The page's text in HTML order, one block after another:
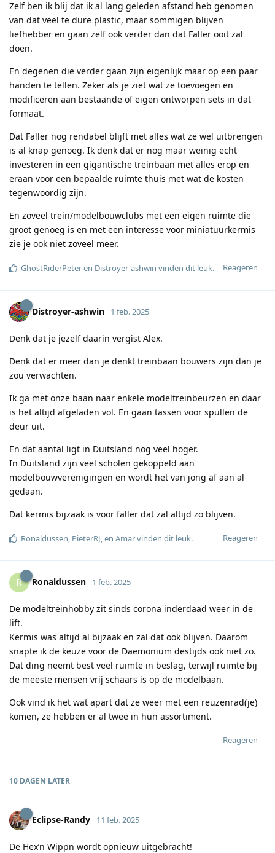
Zelf ben ik blij dat ik al lang geleden afstand heb genomen
van dat veel te dure plastic, maar sommigen blijven
liefhebber en gaan zelf ook verder dan dat Faller ooit zal
doen.
En degenen die verder gaan zijn eigenlijk maar op een paar
handen te tellen. Zeker als je ziet wat ze toevoegen en
modificeren aan bestaande of eigen ontworpen sets in dat
formaat.
Dat Faller nog rendabel blijft met alles wat ze wel uitbrengen
is al knap genoeg. Ik denk dat er nog maar weinig echt
investeren in een gigantische treinbaan met alles erop en
eraan voor een bepaalde ruimte thuis met wat de kosten
tegenwoordig zijn.
En zoveel trein/modelbouwclubs met een eigen ruimte die
groot genoeg is en met een interesse voor miniatuurkermis
zie je ook niet zoveel meer.
Reageren
GhostRiderPeteren Distroyer-ashwin vinden dit leuk.
Distroyer-ashwin 1 feb. 2025
Denk dat je jezelf daarin vergist Alex.
Denk dat er meer dan je denkt treinbaan bouwers zijn dan je
zou verwachten.
Ik ga met onze baan naar enkele modeltreinbeurzen en daar
is het altijd afgeladen vol. En gaan tassen voor spullen de
deur uit.
En dat aantal ligt in Duitsland nog veel hoger.
In Duitsland zijn veel scholen gekoppeld aan
modelbouwverenigingen en wordt het van jong af aan al
gedaan.
Dat kermis bijzaak is voor faller dat zal altijd zo blijven.
Reageren
Ronaldussen, PieterRJ, en Amarvinden dit leuk.
R Ronaldussen 1 feb. 2025
De modeltreinhobby zit sinds corona inderdaad weer in de
lift.
Kermis was altijd al bijzaak en zal dat ook blijven. Daarom
snapte ik de keuze voor de Daemonium destijds ook niet zo.
Dat ding neemt best veel ruimte in beslag, terwijl ruimte bij
de meeste mensen vrij schaars is op de modelbaan.
Ook vind ik het wat apart dat ze weer met een reuzenrad(je)
komen, ze hebben er al twee in hun assortiment.
Reageren
10 DAGEN LATER
Eclipse-Randy 11 feb. 2025
De Hex’n Wippn wordt opnieuw uitgebracht!